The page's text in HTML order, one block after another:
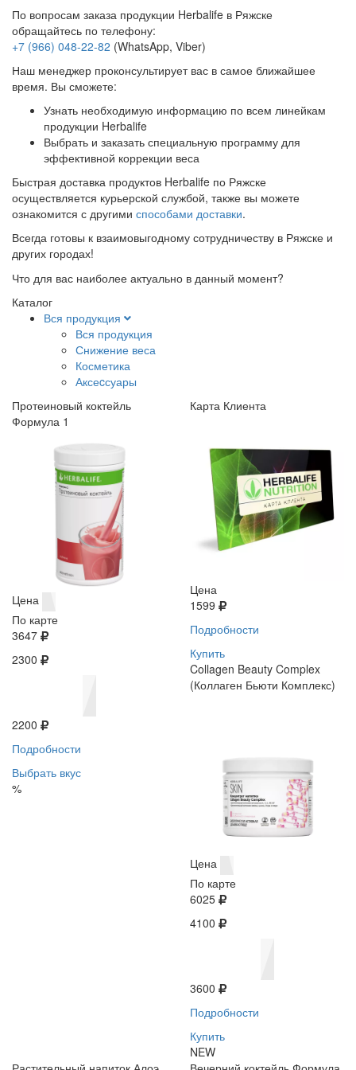
По вопросам заказа продукции Herbalife в Ряжске
обращайтесь по телефону:
+7 (966) 048-22-82 (WhatsApp, Viber)
Наш менеджер проконсультирует вас в самое ближайшее
время. Вы сможете:
Узнать необходимую информацию по всем линейкам
продукции Herbalife
Выбрать и заказать специальную программу для
эффективной коррекции веса
Быстрая доставка продуктов Herbalife по Ряжске
осуществляется курьерской службой, также вы можете
ознакомится с другими способами доставки.
Всегда готовы к взаимовыгодному сотрудничеству в Ряжске и
других городах!
Что для вас наиболее актуально в данный момент?
Каталог
Вся продукция
Вся продукция
Снижение веса
Косметика
Аксеcсуары
Протеиновый коктейль
Формула 1
Цена
По карте
3647
2300
2200
Подробности
Выбрать вкус
%
Карта Клиента
Цена
1599
Подробности
Купить
Collagen Beauty Complex
(Коллаген Бьюти Комплекс)
Цена
По карте
6025
4100
3600
Подробности
Купить
NEW